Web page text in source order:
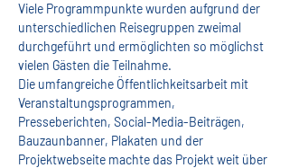
Viele Programmpunkte wurden aufgrund der
unterschiedlichen Reisegruppen zweimal
durchgeführt und ermöglichten so möglichst
vielen Gästen die Teilnahme.
Die umfangreiche Öffentlichkeitsarbeit mit
Veranstaltungsprogrammen,
Presseberichten, Social-Media-Beiträgen,
Bauzaunbanner, Plakaten und der
Projektwebseite machte das Projekt weit über